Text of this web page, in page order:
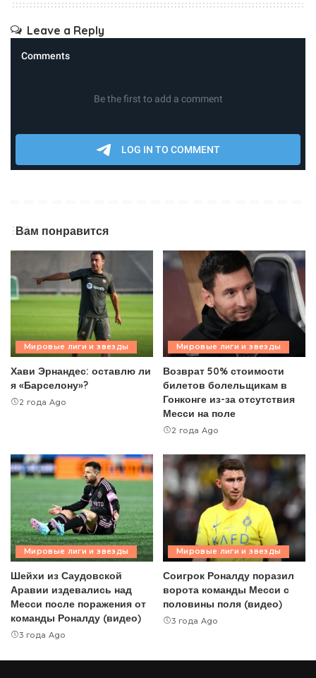
Leave a Reply
Вам понравится
Мировые лиги и звезды
Хави Эрнандес: оставлю ли
я «Барселону»?
2 года Ago
Мировые лиги и звезды
Возврат 50% стоимости
билетов болельщикам в
Гонконге из-за отсутствия
Месси на поле
2 года Ago
Мировые лиги и звезды
Шейхи из Саудовской
Аравии издевались над
Месси после поражения от
команды Роналду (видео)
3 года Ago
Мировые лиги и звезды
Соигрок Роналду поразил
ворота команды Месси с
половины поля (видео)
3 года Ago